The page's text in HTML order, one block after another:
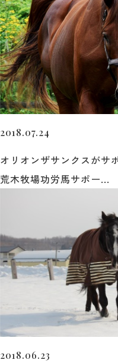
2018.07.24
オリオンザサンクスがサ
荒木牧場功労馬サポー...
2018.06.23